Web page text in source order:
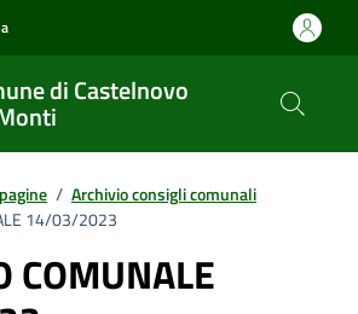
di Castelnovo
/ Archivio consigli comunali
14/03/2023
COMUNALE